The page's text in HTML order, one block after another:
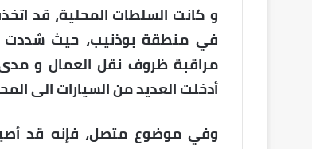
و كانت السلطات المحلية، قد
في منطقة بوذنيب، حيث شددت
مراقبة ظروف نقل العمال و مدى
أدخلت العديد من السيارات الى